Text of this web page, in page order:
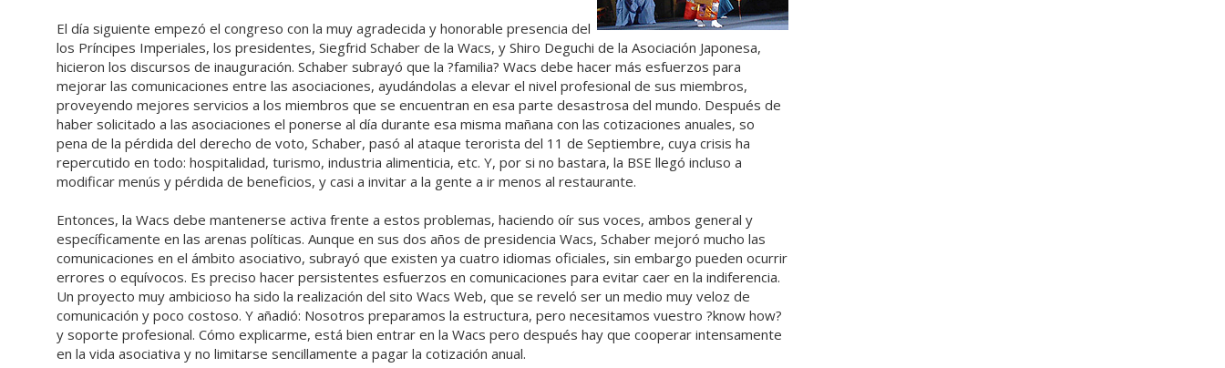
El día siguiente empezó el congreso con la muy agradecida y honorable presencia del
los Príncipes Imperiales, los presidentes, Siegfrid Schaber de la Wacs, y Shiro Deguchi de la Asociación Japonesa,
hicieron los discursos de inauguración. Schaber subrayó que la ?familia? Wacs debe hacer más esfuerzos para
mejorar las comunicaciones entre las asociaciones, ayudándolas a elevar el nivel profesional de sus miembros,
proveyendo mejores servicios a los miembros que se encuentran en esa parte desastrosa del mundo. Después de
haber solicitado a las asociaciones el ponerse al día durante esa misma mañana con las cotizaciones anuales, so
pena de la pérdida del derecho de voto, Schaber, pasó al ataque terorista del 11 de Septiembre, cuya crisis ha
repercutido en todo: hospitalidad, turismo, industria alimenticia, etc. Y, por si no bastara, la BSE llegó incluso a
modificar menús y pérdida de beneficios, y casi a invitar a la gente a ir menos al restaurante.
Entonces, la Wacs debe mantenerse activa frente a estos problemas, haciendo oír sus voces, ambos general y
específicamente en las arenas políticas. Aunque en sus dos años de presidencia Wacs, Schaber mejoró mucho las
comunicaciones en el ámbito asociativo, subrayó que existen ya cuatro idiomas oficiales, sin embargo pueden ocurrir
errores o equívocos. Es preciso hacer persistentes esfuerzos en comunicaciones para evitar caer en la indiferencia.
Un proyecto muy ambicioso ha sido la realización del sito Wacs Web, que se reveló ser un medio muy veloz de
comunicación y poco costoso. Y añadió: Nosotros preparamos la estructura, pero necesitamos vuestro ?know how?
y soporte profesional. Cómo explicarme, está bien entrar en la Wacs pero después hay que cooperar intensamente
en la vida asociativa y no limitarse sencillamente a pagar la cotización anual.